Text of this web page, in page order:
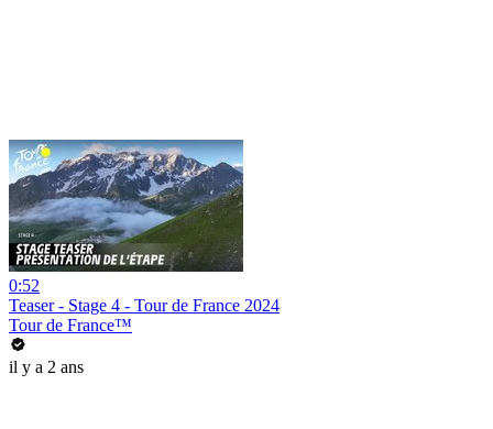
0:52
Teaser - Stage 4 - Tour de France 2024
Tour de France™
il y a 2 ans